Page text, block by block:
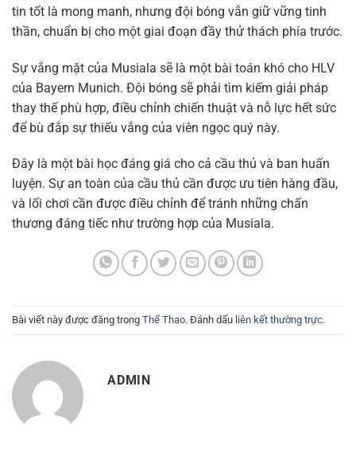
tin tốt là mong manh, nhưng đội bóng vẫn giữ vững tinh
thần, chuẩn bị cho một giai đoạn đầy thử thách phía trước.
Sự vắng mặt của Musiala sẽ là một bài toán khó cho HLV
của Bayern Munich. Đội bóng sẽ phải tìm kiếm giải pháp
thay thế phù hợp, điều chỉnh chiến thuật và nỗ lực hết sức
để bù đắp sự thiếu vắng của viên ngọc quý này.
Đây là một bài học đáng giá cho cả cầu thủ và ban huấn
luyện. Sự an toàn của cầu thủ cần được ưu tiên hàng đầu,
và lối chơi cần được điều chỉnh để tránh những chấn
thương đáng tiếc như trường hợp của Musiala.
Bài viết này được đăng trong Thể Thao. Đánh dấu liên kết thường trực.
ADMIN